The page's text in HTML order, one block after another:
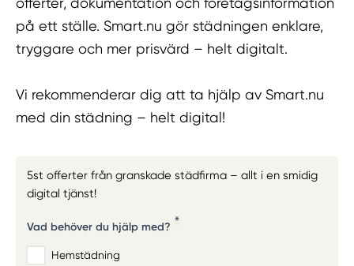
på ett ställe. Smart.nu gör städningen enklare,
tryggare och mer prisvärd – helt digitalt.
Vi rekommenderar dig att ta hjälp av Smart.nu
med din städning – helt digital!
5st offerter från granskade städfirma – allt i en smidig
digital tjänst!
Vad behöver du hjälp med?
Hemstädning